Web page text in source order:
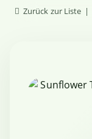
Zurück zur Liste